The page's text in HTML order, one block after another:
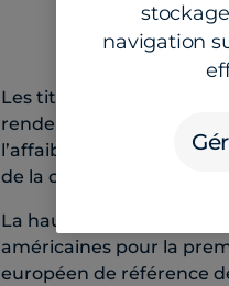
Les titres à revenu fixe
rendements obligataires
l’affaiblissement de la
de la confiance des
La hausse des
américaines pour la
européen de référence
navigation